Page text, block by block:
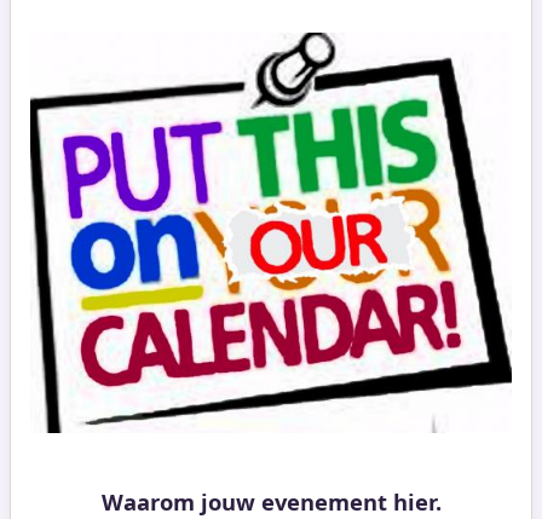
Waarom jouw evenement hier.